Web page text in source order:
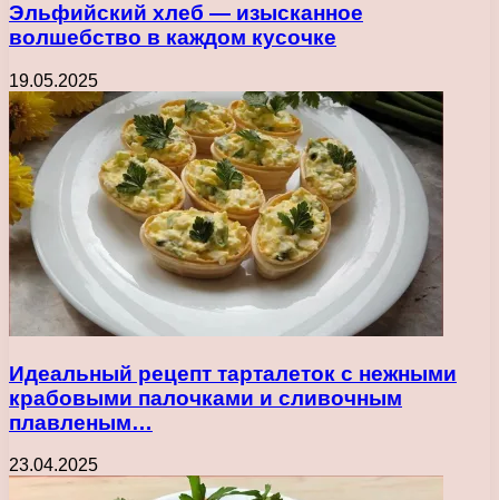
Эльфийский хлеб — изысканное
волшебство в каждом кусочке
19.05.2025
Идеальный рецепт тарталеток с нежными
крабовыми палочками и сливочным
плавленым…
23.04.2025